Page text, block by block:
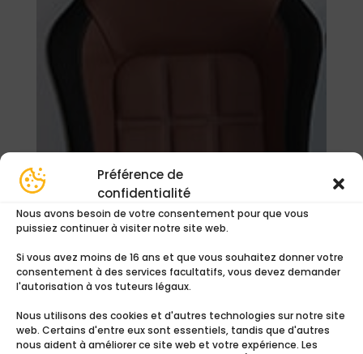
Préférence de
confidentialité
Nous avons besoin de votre consentement pour que vous
puissiez continuer à visiter notre site web.
Si vous avez moins de 16 ans et que vous souhaitez donner votre
consentement à des services facultatifs, vous devez demander
l'autorisation à vos tuteurs légaux.
Nous utilisons des cookies et d'autres technologies sur notre site
web. Certains d'entre eux sont essentiels, tandis que d'autres
nous aident à améliorer ce site web et votre expérience. Les
Alpaga 2 cotés
29,00€